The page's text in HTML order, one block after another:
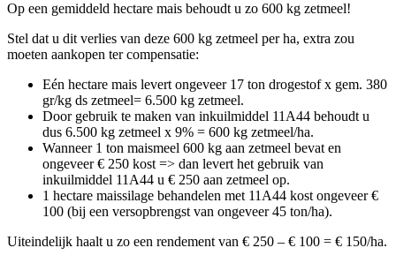
Op een gemiddeld hectare mais behoudt u zo 600 kg zetmeel!
Stel dat u dit verlies van deze 600 kg zetmeel per ha, extra zou
moeten aankopen ter compensatie:
Eén hectare mais levert ongeveer 17 ton drogestof x gem. 380
gr/kg ds zetmeel= 6.500 kg zetmeel.
Door gebruik te maken van inkuilmiddel 11A44 behoudt u
dus 6.500 kg zetmeel x 9% = 600 kg zetmeel/ha.
Wanneer 1 ton maismeel 600 kg aan zetmeel bevat en
ongeveer € 250 kost => dan levert het gebruik van
inkuilmiddel 11A44 u € 250 aan zetmeel op.
1 hectare maissilage behandelen met 11A44 kost ongeveer €
100 (bij een versopbrengst van ongeveer 45 ton/ha).
Uiteindelijk haalt u zo een rendement van € 250 – € 100 = € 150/ha.